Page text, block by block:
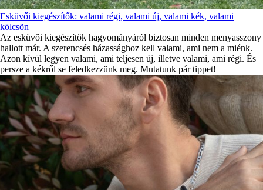
Esküvői kiegészítők: valami régi, valami új, valami kék, valami
kölcsön
Az esküvői kiegészítők hagyományáról biztosan minden menyasszony
hallott már. A szerencsés házassághoz kell valami, ami nem a miénk.
Azon kívül legyen valami, ami teljesen új, illetve valami, ami régi. És
persze a kékről se feledkezzünk meg. Mutatunk pár tippet!